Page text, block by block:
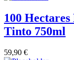
100
Tinto 750ml
59,90 €